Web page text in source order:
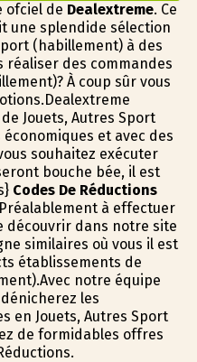
de Dealextreme. Ce
une splendide sélection
(habillement) à des
réaliser des commandes
À coup sûr vous
Jouets, Autres Sport
et avec des
souhaitez exécuter
bouche bée, il est
Codes De Réductions
à effectuer
découvrir dans notre site
similaires où vous il est
établissements de
notre équipe
les
en Jouets, Autres Sport
de formidables offres